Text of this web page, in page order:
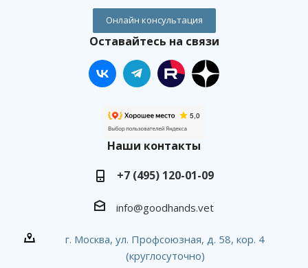
Онлайн консультация
Оставайтесь на связи
Наши контакты
+7 (495) 120-01-09
info@goodhands.vet
г. Москва, ул. Профсоюзная, д. 58, кор. 4
(круглосуточно)